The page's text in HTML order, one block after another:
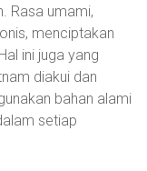
Rasa umami,
menciptakan
ini juga yang
diakui dan
bahan alami
setiap